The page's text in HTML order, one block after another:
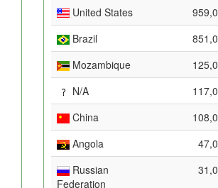
United States 959,0
Brazil
851,0
Mozambique
125,0
N/A
117,0
China
108,0
Angola
47,0
Russian
Federation
31,0